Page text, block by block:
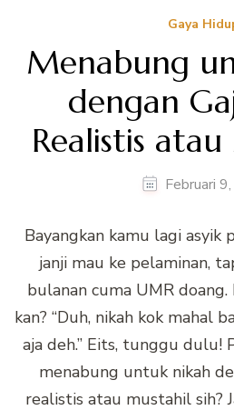
Gaya
Menabung
dengan
Realistis
Februari
Bayangkan kamu lagi asyik
janji mau ke pelaminan,
bulanan cuma UMR
kan? “Duh, nikah kok mahal
aja deh.” Eits, tunggu dulu!
menabung untuk nikah
realistis atau mustahil sih?